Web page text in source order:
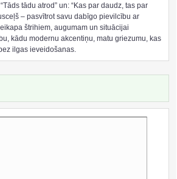
tādu atrod” un: “Kas par daudz, tas par
– pasvītrot savu dabīgo pievilcību ar
štrihiem, augumam un situācijai
kādu modernu akcentiņu, matu griezumu, kas
ilgas ieveidošanas.